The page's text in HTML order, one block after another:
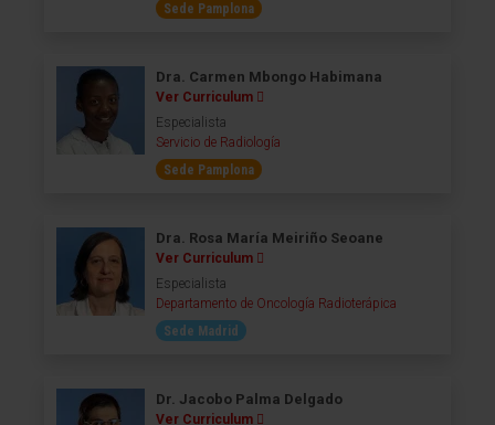
Sede Pamplona
Dra. Carmen Mbongo Habimana
Ver Curriculum
Especialista
Servicio de Radiología
Sede Pamplona
Dra. Rosa María Meiriño Seoane
Ver Curriculum
Especialista
Departamento de Oncología Radioterápica
Sede Madrid
Dr. Jacobo Palma Delgado
Ver Curriculum